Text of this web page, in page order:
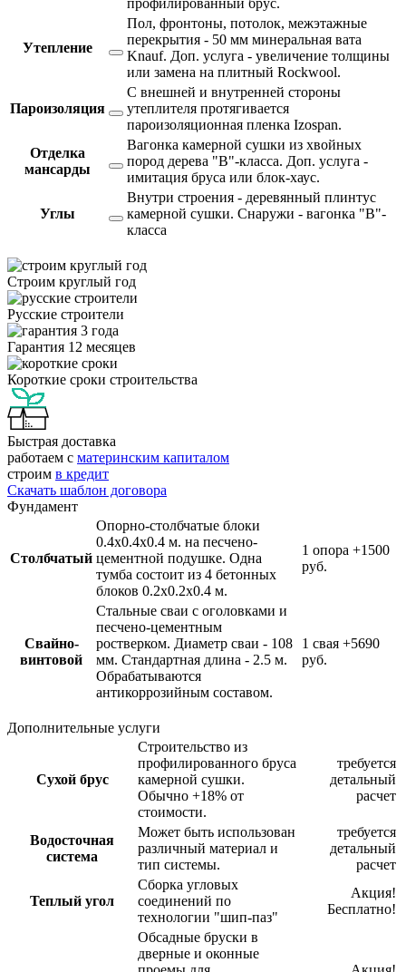
Утепление
Пол, фронтоны, потолок, межэтажные
перекрытия - 50 мм минеральная вата
Knauf. Доп. услуга - увеличение толщины
или замена на плитный Rockwool.
Пароизоляция
С внешней и внутренней стороны
утеплителя протягивается
пароизоляционная пленка Izospan.
Отделка
мансарды
Вагонка камерной сушки из хвойных
пород дерева "В"-класса. Доп. услуга -
имитация бруса или блок-хаус.
Углы
Внутри строения - деревянный плинтус
камерной сушки. Снаружи - вагонка "В"-
класса
Строим круглый год
Русские строители
Гарантия 12 месяцев
Короткие сроки строительства
Быстрая доставка
работаем с материнским капиталом
строим в кредит
Скачать шаблон договора
Фундамент
Столбчатый
Опорно-столбчатые блоки
0.4х0.4х0.4 м. на песчено-
цементной подушке. Одна
тумба состоит из 4 бетонных
блоков 0.2х0.2х0.4 м.
1 опора +1500
руб.
Свайно-
винтовой
Стальные сваи с оголовками и
песчено-цементным
ростверком. Диаметр сваи - 108
мм. Стандартная длина - 2.5 м.
Обрабатываются
антикоррозийным составом.
1 свая +5690
руб.
Дополнительные услуги
Сухой брус
Строительство из
профилированного бруса
камерной сушки.
Обычно +18% от
стоимости.
требуется
детальный
расчет
Водосточная
система
Может быть использован
различный материал и
тип системы.
требуется
детальный
расчет
Теплый угол
Сборка угловых
соединений по
технологии "шип-паз"
Акция!
Бесплатно!
Обсадные бруски в
дверные и оконные